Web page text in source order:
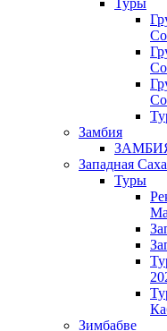
Туры
Замбия
Западная
Туры
Зимбабве